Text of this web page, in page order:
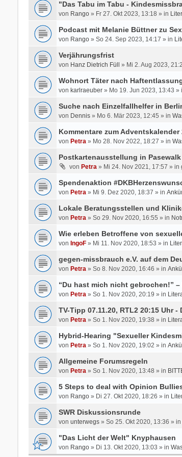
"Das Tabu im Tabu -
von Rango» Fr 27. Okt 2023, 13:18 » in
Podcast mit Melanie Büttner zu
von Rango» So 24. Sep 2023, 14:17 » in
Verjährungsfrist
von Hanz Dietrich Füll » Mi 2. Aug 2023,
Wohnort Täter nach
von karlraeuber» Mo 19. Jun 2023, 13:43 »
Suche nach Einzelfallhelfer in
von Dennis» Mo 6. Mär 2023, 12:45 » in
Kommentare zum Adventskalender
von Petra» Mo 28. Nov 2022, 18:27 » in
Postkartenausstellung in Pasewalk
von Petra» Mi 24. Nov 2021, 17:57 » in
Spendenaktion
von Petra» Mi 9. Dez 2020, 18:37 » in
Lokale Beratungsstellen und
von Petra» So 29. Nov 2020, 16:55 » in
Wie erleben Betroffene von
von IngoF» Mi 11. Nov 2020, 18:53 » in
gegen-missbrauch e.V. auf dem
von Petra» So 8. Nov 2020, 16:46 » in
“Du hast mich nicht gebrochen!”
von Petra» So 1. Nov 2020, 20:19 » in
TV-Tipp 07.11.20, RTL2 20:15 Uhr
von Petra» So 1. Nov 2020, 19:38 » in
Hybrid-Hearing "Sexueller
von Petra» So 1. Nov 2020, 19:02 » in
Allgemeine Forumsregeln
von Petra» So 1. Nov 2020, 13:48 » in
5 Steps to deal with Opinion
von Rango» Di 27. Okt 2020, 18:26 » in
SWR Diskussionsrunde
von unterwegs» So 25. Okt 2020, 13:36 » in
"Das Licht der Welt" Knyphausen
von Rango» Di 13. Okt 2020, 13:03 » in